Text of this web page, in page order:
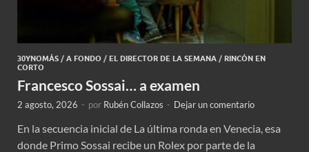
30YNOMÁS / A FONDO / EL DIRECTOR DE LA SEMANA / RINCÓN EN
CORTO
Francesco Sossai… a examen
2 agosto, 2026 - por Rubén Collazos - Dejar un comentario
En la secuencia inicial de La última ronda en Venecia, esa
donde Primo Sossai recibe un Rolex por parte de la